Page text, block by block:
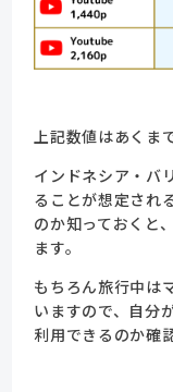
上記数値はあくま
インドネシア・バ
ることが想定され
のか知っておくと
ます。
もちろん旅行中は
いますので、自分
利用できるのか確